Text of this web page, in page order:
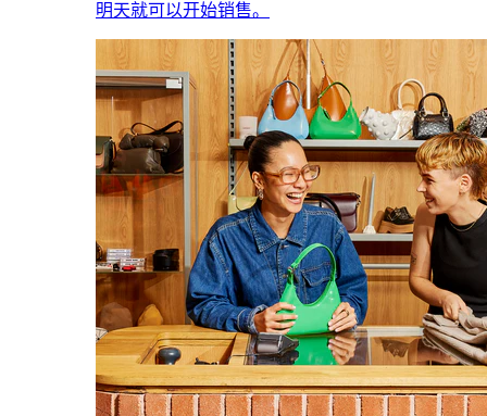
明天就可以开始销售。